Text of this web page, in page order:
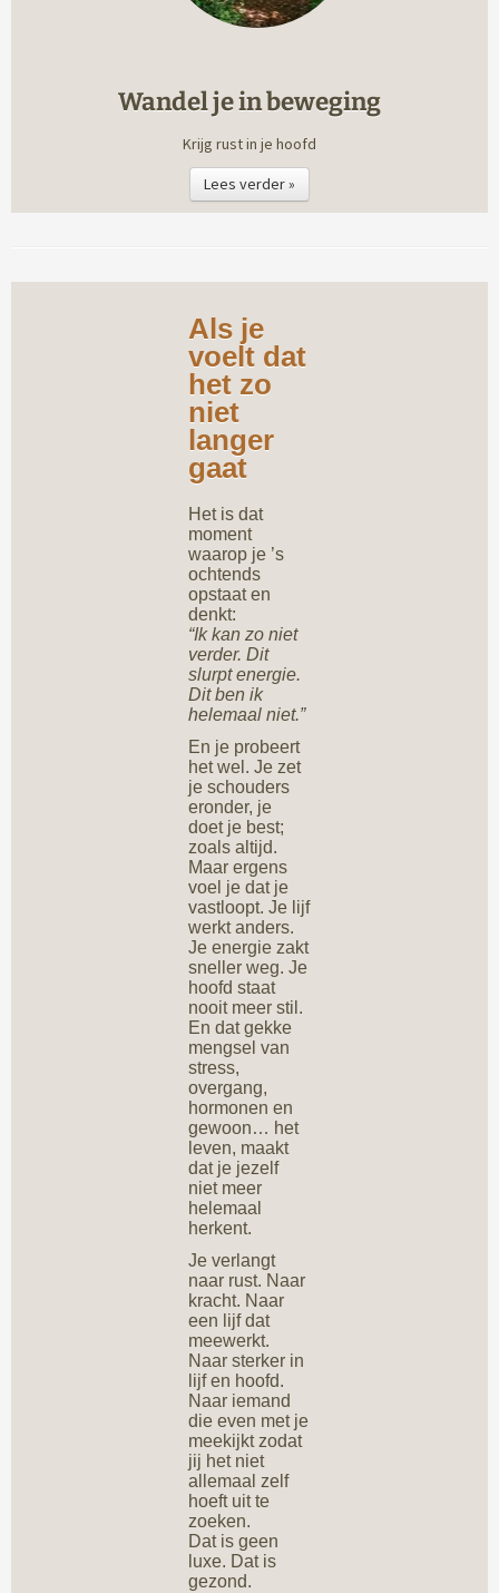
Wandel je in beweging
Krijg rust in je hoofd
Lees verder »
Als je
voelt dat
het zo
niet
langer
gaat
Het is dat
moment
waarop je ’s
ochtends
opstaat en
denkt:
“Ik kan zo niet
verder. Dit
slurpt energie.
Dit ben ik
helemaal niet.”
En je probeert
het wel. Je zet
je schouders
eronder, je
doet je best;
zoals altijd.
Maar ergens
voel je dat je
vastloopt. Je lijf
werkt anders.
Je energie zakt
sneller weg. Je
hoofd staat
nooit meer stil.
En dat gekke
mengsel van
stress,
overgang,
hormonen en
gewoon… het
leven, maakt
dat je jezelf
niet meer
helemaal
herkent.
Je verlangt
naar rust. Naar
kracht. Naar
een lijf dat
meewerkt.
Naar sterker in
lijf en hoofd.
Naar iemand
die even met je
meekijkt zodat
jij het niet
allemaal zelf
hoeft uit te
zoeken.
Dat is geen
luxe. Dat is
gezond.